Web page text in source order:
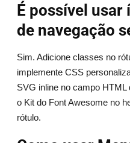
É possível usar
de navegação
Sim. Adicione classes no
implemente CSS
SVG inline no campo
o Kit do Font Awesome no
rótulo.